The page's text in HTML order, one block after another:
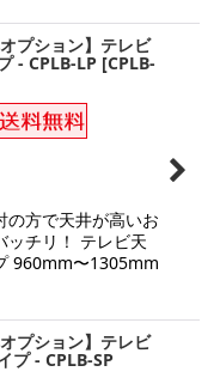
プション】テレビ
- CPLB-LP [CPLB-
の方で天井が高いお
ッチリ！ テレビ天
960mm〜1305mm
プション】テレビ
プ - CPLB-SP